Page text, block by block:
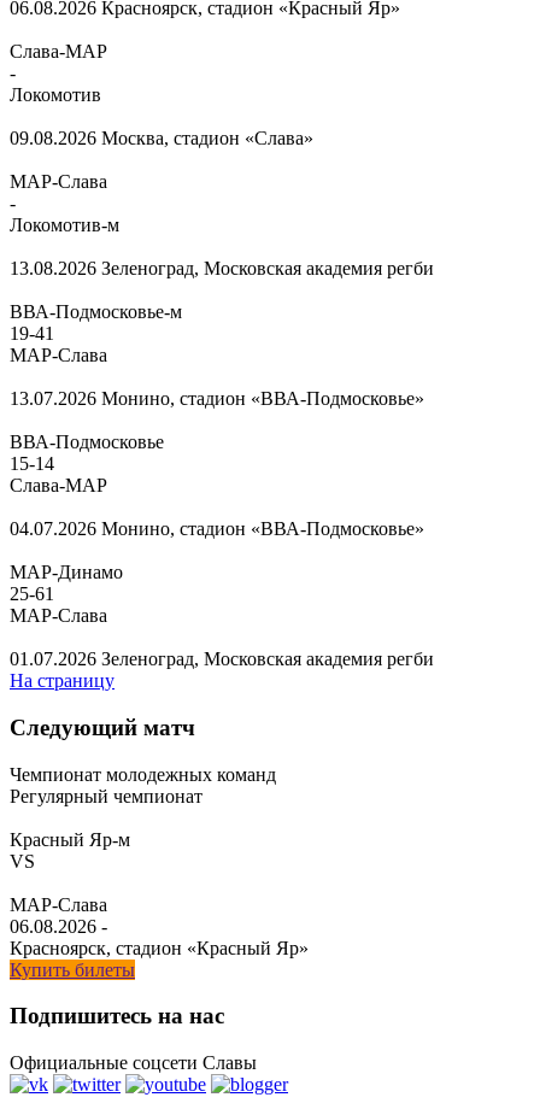
06.08.2026 Красноярск, стадион «Красный Яр»
Слава-МАР
-
Локомотив
09.08.2026 Москва, стадион «Слава»
МАР-Слава
-
Локомотив-м
13.08.2026 Зеленоград, Московская академия регби
ВВА-Подмосковье-м
19-41
МАР-Слава
13.07.2026 Монино, стадион «ВВА-Подмосковье»
ВВА-Подмосковье
15-14
Слава-МАР
04.07.2026 Монино, стадион «ВВА-Подмосковье»
МАР-Динамо
25-61
МАР-Слава
01.07.2026 Зеленоград, Московская академия регби
На страницу
Следующий матч
Чемпионат молодежных команд
Регулярный чемпионат
Красный Яр-м
VS
МАР-Слава
06.08.2026 -
Красноярск, стадион «Красный Яр»
Купить билеты
Подпишитесь на нас
Официальные соцсети Славы